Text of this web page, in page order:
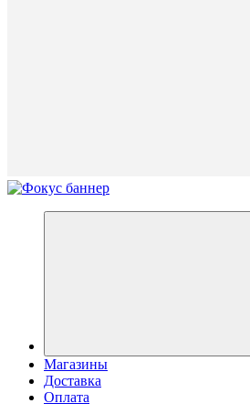
Магазины
Доставка
Оплата